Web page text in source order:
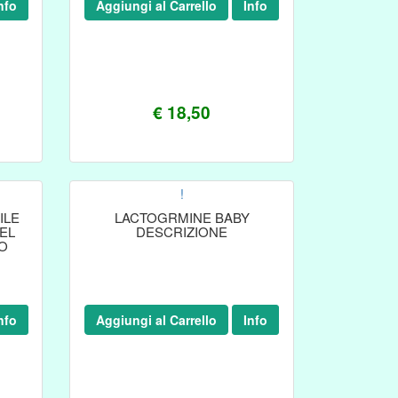
€ 18,50
Aggiungi al Carrello Info
!
LACTOGRMINE BABY
DESCRIZIONE
Aggiungi al Carrello Info